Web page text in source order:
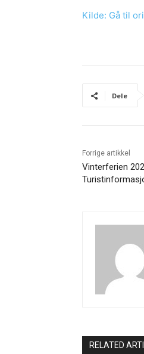
Kilde: Gå til
Dele
Forrige artikkel
Vinterferien
RELATED